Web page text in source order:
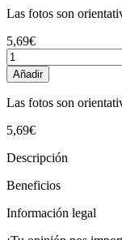
Las fotos son
5,69€
Añadir
Las fotos son
5,69€
Descripción
Beneficios
Información legal